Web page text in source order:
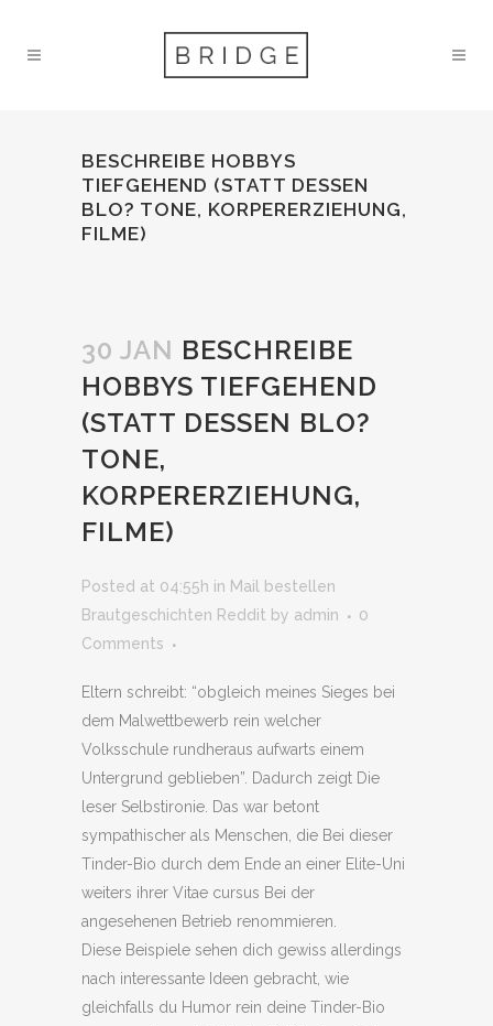
BESCHREIBE HOBBYS
TIEFGEHEND (STATT DESSEN
BLO? TONE, KORPERERZIEHUNG,
FILME)
30 JAN BESCHREIBE
HOBBYS TIEFGEHEND
(STATT DESSEN BLO?
TONE,
KORPERERZIEHUNG,
FILME)
Posted at 04:55h in Mail bestellen
Brautgeschichten Reddit by admin
0
Comments
Eltern schreibt: “obgleich meines Sieges bei
dem Malwettbewerb rein welcher
Volksschule rundheraus aufwarts einem
Untergrund geblieben”. Dadurch zeigt Die
leser Selbstironie. Das war betont
sympathischer als Menschen, die Bei dieser
Tinder-Bio durch dem Ende an einer Elite-Uni
weiters ihrer Vitae cursus Bei der
angesehenen Betrieb renommieren.
Diese Beispiele sehen dich gewiss allerdings
nach interessante Ideen gebracht, wie
gleichfalls du Humor rein deine Tinder-Bio